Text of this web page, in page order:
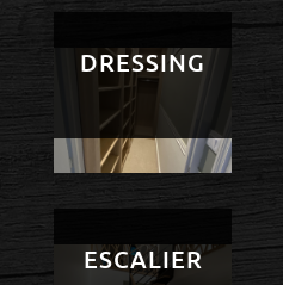
DRESSING
ESCALIER